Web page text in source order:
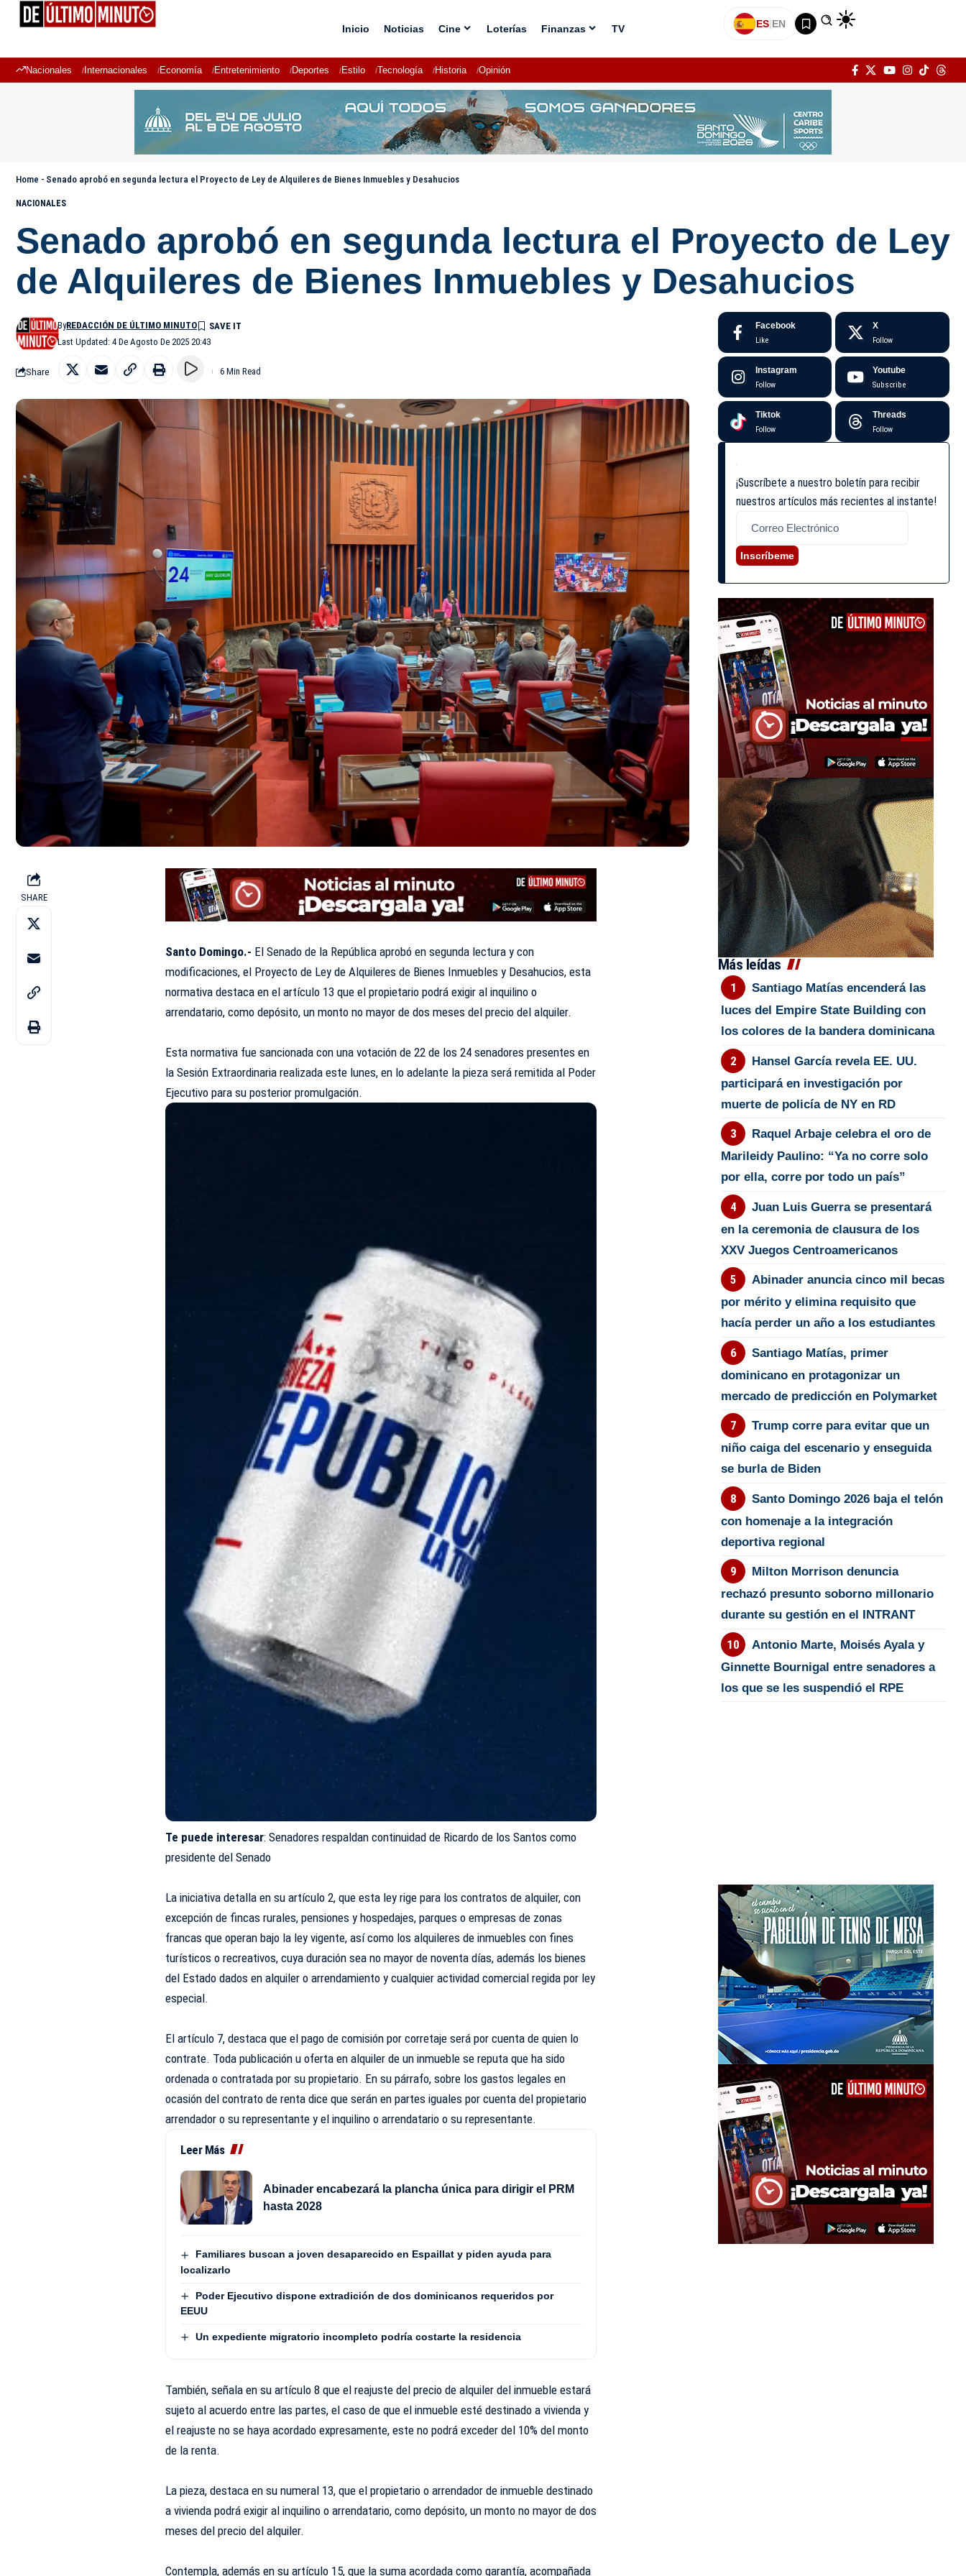
Inicio Noticias Cine Loterías Finanzas TV ES|EN
Nacionales Internacionales Economía Entretenimiento Deportes Estilo Tecnología Historia Opinión
Home - Senado aprobó en segunda lectura el Proyecto de Ley de Alquileres de Bienes Inmuebles y Desahucios
NACIONALES
Senado aprobó en segunda lectura el Proyecto de Ley
de Alquileres de Bienes Inmuebles y Desahucios
Last Updated: 4 De Agosto De 2025 20:43
ByREDACCIÓN DE ÚLTIMO MINUTO
Share 6 Min Read
SHARE
Santo Domingo.- El Senado de la República aprobó en segunda lectura y con
modificaciones, el Proyecto de Ley de Alquileres de Bienes Inmuebles y Desahucios, esta
normativa destaca en el artículo 13 que el propietario podrá exigir al inquilino o
arrendatario, como depósito, un monto no mayor de dos meses del precio del alquiler.
Esta normativa fue sancionada con una votación de 22 de los 24 senadores presentes en
la Sesión Extraordinaria realizada este lunes, en lo adelante la pieza será remitida al Poder
Ejecutivo para su posterior promulgación.
Te puede interesar:Senadores respaldan continuidad de Ricardo de los Santos como
presidente del Senado
La iniciativa detalla en su artículo 2, que esta ley rige para los contratos de alquiler, con
excepción de fincas rurales, pensiones y hospedajes, parques o empresas de zonas
francas que operan bajo la ley vigente, así como los alquileres de inmuebles con fines
turísticos o recreativos, cuya duración sea no mayor de noventa días, además los bienes
del Estado dados en alquiler o arrendamiento y cualquier actividad comercial regida por ley
especial.
El artículo 7, destaca que el pago de comisión por corretaje será por cuenta de quien lo
contrate. Toda publicación u oferta en alquiler de un inmueble se reputa que ha sido
ordenada o contratada por su propietario. En su párrafo, sobre los gastos legales en
ocasión del contrato de renta dice que serán en partes iguales por cuenta del propietario
arrendador o su representante y el inquilino o arrendatario o su representante.
Leer Más
Abinader encabezará la plancha única para dirigir el PRM
hasta 2028
Familiares buscan a joven desaparecido en Espaillat y piden ayuda para
localizarlo
Poder Ejecutivo dispone extradición de dos dominicanos requeridos por
EEUU
Un expediente migratorio incompleto podría costarte la residencia
También, señala en su artículo 8 que el reajuste del precio de alquiler del inmueble estará
sujeto al acuerdo entre las partes, el caso de que el inmueble esté destinado a vivienda y
el reajuste no se haya acordado expresamente, este no podrá exceder del 10% del monto
de la renta.
La pieza, destaca en su numeral 13, que el propietario o arrendador de inmueble destinado
a vivienda podrá exigir al inquilino o arrendatario, como depósito, un monto no mayor de dos
meses del precio del alquiler.
Contempla, además en su artículo 15, que la suma acordada como garantía, acompañada
Facebook
Like
X
Follow
Instagram
Follow
Youtube
Subscribe
Tiktok
Follow
Threads
Follow
¡Suscríbete a nuestro boletín para recibir
nuestros artículos más recientes al instante!
Inscríbeme
Más leídas
Santiago Matías encenderá las
luces del Empire State Building con
los colores de la bandera dominicana
Hansel García revela EE. UU.
participará en investigación por
muerte de policía de NY en RD
Raquel Arbaje celebra el oro de
Marileidy Paulino: “Ya no corre solo
por ella, corre por todo un país”
Juan Luis Guerra se presentará
en la ceremonia de clausura de los
XXV Juegos Centroamericanos
Abinader anuncia cinco mil becas
por mérito y elimina requisito que
hacía perder un año a los estudiantes
Santiago Matías, primer
dominicano en protagonizar un
mercado de predicción en Polymarket
Trump corre para evitar que un
niño caiga del escenario y enseguida
se burla de Biden
Santo Domingo 2026 baja el telón
con homenaje a la integración
deportiva regional
Milton Morrison denuncia
rechazó presunto soborno millonario
durante su gestión en el INTRANT
Antonio Marte, Moisés Ayala y
Ginnette Bournigal entre senadores a
los que se les suspendió el RPE